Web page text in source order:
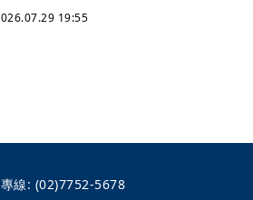
19:55
線: (02)7752-5678